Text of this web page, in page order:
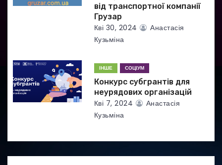
від транспортної компанії
Грузар
Кві 30, 2024
Анастасія
Кузьміна
ІНШЕ СОЦІУМ
Конкурс субгрантів для
неурядових організацій
Кві 7, 2024
Анастасія
Кузьміна